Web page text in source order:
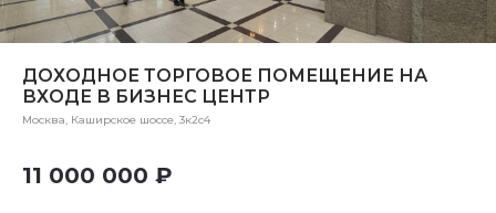
ДОХОДНОЕ ТОРГОВОЕ ПОМЕЩЕНИЕ НА
ВХОДЕ В БИЗНЕС ЦЕНТР
Москва, Каширское шоссе, 3к2с4
11 000 000 ₽